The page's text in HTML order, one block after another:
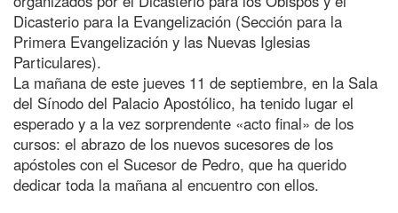
Dicasterio para la Evangelización (Sección para la
Primera Evangelización y las Nuevas Iglesias
Particulares).
La mañana de este jueves 11 de septiembre, en la Sala
del Sínodo del Palacio Apostólico, ha tenido lugar el
esperado y a la vez sorprendente «acto final» de los
cursos: el abrazo de los nuevos sucesores de los
apóstoles con el Sucesor de Pedro, que ha querido
dedicar toda la mañana al encuentro con ellos.